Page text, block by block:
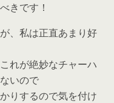
きです！
、私は正直あまり好
れが絶妙なチャーハ
いので
りするので気を付け